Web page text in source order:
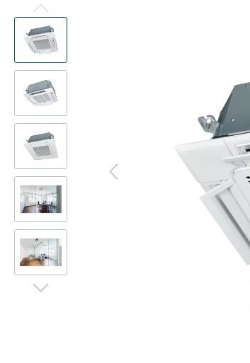
Präsenzmelder
WLAN-Adapter
Frostschutzventil
Schlammabscheider
Adapter-Verbinder-Set
Transformator